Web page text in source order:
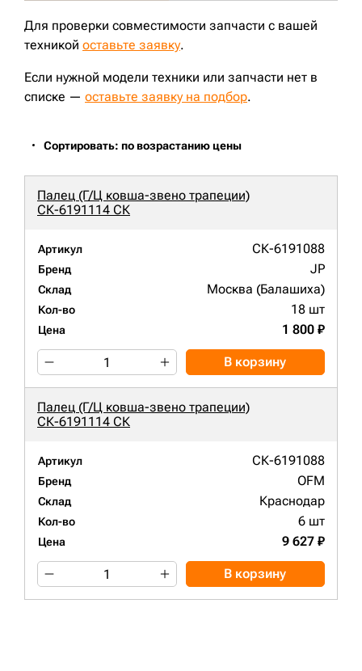
Для проверки совместимости запчасти с вашей
техникой оставьте заявку.
Если нужной модели техники или запчасти нет в
списке — оставьте заявку на подбор.
Сортировать: по возрастанию цены
Палец (Г/Ц ковша-звено трапеции)
СК-6191114 СК
Артикул СК-6191088
Бренд JP
Склад Москва (Балашиха)
Кол-во 18 шт
Цена 1 800 ₽
В корзину
Палец (Г/Ц ковша-звено трапеции)
СК-6191114 СК
Артикул СК-6191088
Бренд OFM
Склад Краснодар
Кол-во 6 шт
Цена 9 627 ₽
В корзину